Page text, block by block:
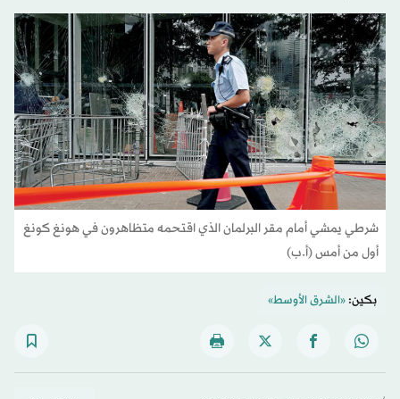
شرطي يمشي أمام مقر البرلمان الذي اقتحمه متظاهرون في هونغ كونغ
أول من أمس (أ.ب)
بكين:«الشرق الأوسط»